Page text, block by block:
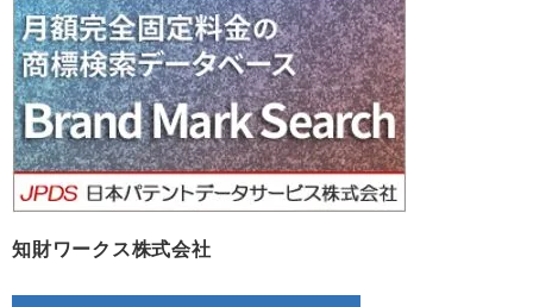
イ
ブ
知財ワークス株式会社